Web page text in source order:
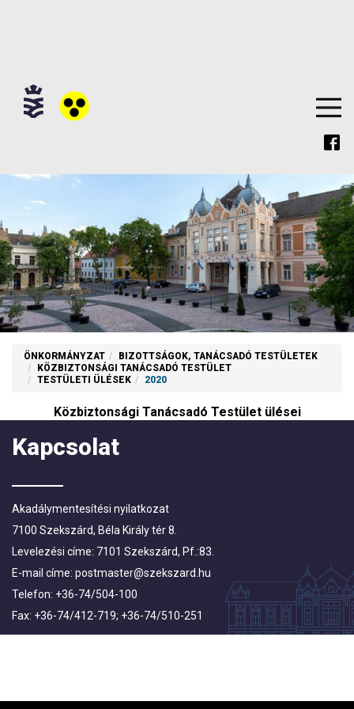
ÖNKORMÁNYZAT
BIZOTTSÁGOK, TANÁCSADÓ TESTÜLETEK
KÖZBIZTONSÁGI TANÁCSADÓ TESTÜLET
TESTÜLETI ÜLÉSEK
2020
Közbiztonsági Tanácsadó Testület ülései
Kapcsolat
Akadálymentesítési nyilatkozat
7100 Szekszárd, Béla Király tér 8.
Levelezési címe: 7101 Szekszárd, Pf.:83.
E-mail címe: postmaster@szekszard.hu
Telefon: +36-74/504-100
Fax: +36-74/412-719; +36-74/510-251